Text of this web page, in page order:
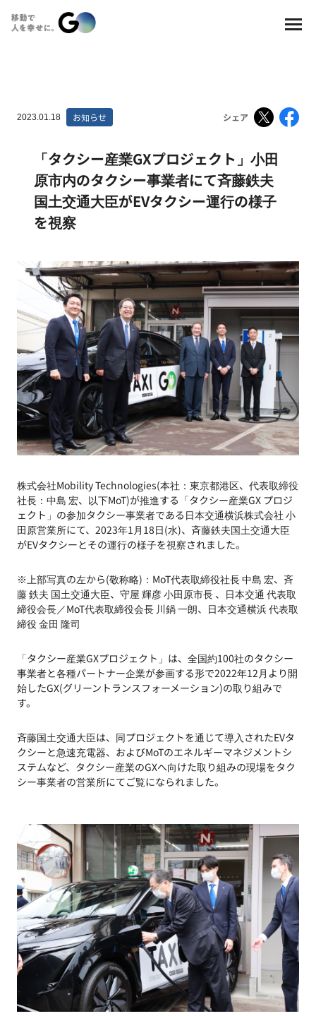
2023.01.18 お知らせ シェア
「タクシー産業GXプロジェクト」小田
原市内のタクシー事業者にて斉藤鉄夫
国土交通大臣がEVタクシー運行の様子
を視察
株式会社Mobility Technologies(本社：東京都港区、代表取締役
社長：中島 宏、以下MoT)が推進する「タクシー産業GX プロジ
ェクト」の参加タクシー事業者である日本交通横浜株式会社 小
田原営業所にて、2023年1月18日(水)、斉藤鉄夫国土交通大臣
がEVタクシーとその運行の様子を視察されました。
※上部写真の左から(敬称略)：MoT代表取締役社長 中島 宏、斉
藤 鉄夫 国土交通大臣、守屋 輝彦 小田原市長 、日本交通 代表取
締役会長／MoT代表取締役会長 川鍋 一朗、日本交通横浜 代表取
締役 金田 隆司
「タクシー産業GXプロジェクト」は、全国約100社のタクシー
事業者と各種パートナー企業が参画する形で2022年12月より開
始したGX(グリーントランスフォーメーション)の取り組みで
す。
斉藤国土交通大臣は、同プロジェクトを通じて導入されたEVタ
クシーと急速充電器、およびMoTのエネルギーマネジメントシ
ステムなど、タクシー産業のGXへ向けた取り組みの現場をタク
シー事業者の営業所にてご覧になられました。